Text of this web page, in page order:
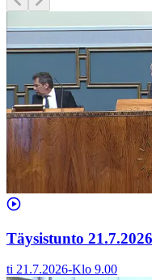
Täysistunto
ti 21.7.2026-Klo 9.00